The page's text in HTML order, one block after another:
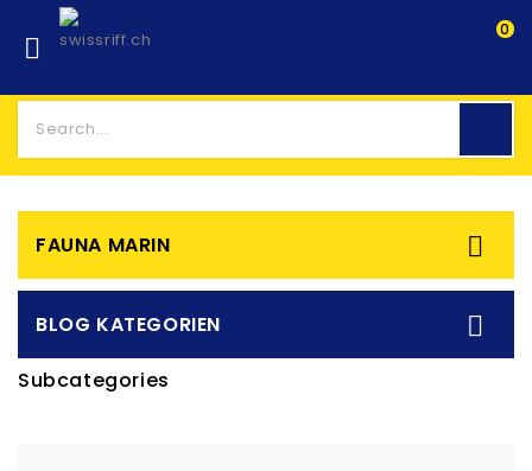

0
FAUNA MARIN 
BLOG KATEGORIEN 
Subcategories